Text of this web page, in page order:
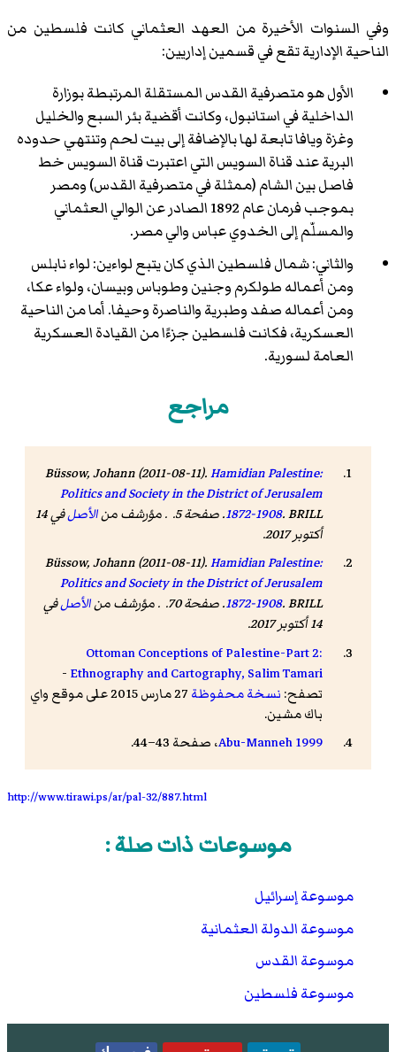
وفي السنوات الأخيرة من العهد العثماني كانت فلسطين من
الناحية الإدارية تقع في قسمين إداريين:
الأول هو متصرفية القدس المستقلة المرتبطة بوزارة
الداخلية في استانبول، وكانت أقضية بئر السبع والخليل
وغزة ويافا تابعة لها بالإضافة إلى بيت لحم وتنتهي حدوده
البرية عند قناة السويس التي اعتبرت قناة السويس خط
فاصل بين الشام (ممثلة في متصرفية القدس) ومصر
بموجب فرمان عام 1892 الصادر عن الوالي العثماني
والمسلّم إلى الخدوي عباس والي مصر.
والثاني: شمال فلسطين الذي كان يتبع لواءين: لواء نابلس
ومن أعماله طولكرم وجنين وطوباس وبيسان، ولواء عكا،
ومن أعماله صفد وطبرية والناصرة وحيفا. أما من الناحية
العسكرية، فكانت فلسطين جزءًا من القيادة العسكرية
العامة لسورية.
مراجع
Büssow, Johann (2011-08-11).Hamidian Palestine:
Politics and Society in the District of Jerusalem
1872-1908. BRILL. صفحة 5. . مؤرشف من الأصل
في 14
أكتوبر 2017
.
Büssow, Johann (2011-08-11).Hamidian Palestine:
Politics and Society in the District of Jerusalem
1872-1908. BRILL. صفحة 70. . مؤرشف من الأصلفي
14 أكتوبر 2017
.
Ottoman Conceptions of Palestine-Part 2:
Ethnography and Cartography, Salim Tamari
-
تصفح: نسخة محفوظة
27 مارس 2015 على موقع واي
باك مشين.
Abu-Manneh 1999، صفحة 43–44.
http://www.tirawi.ps/ar/pal-32/887.html
موسوعات ذات صلة :
موسوعة إسرائيل
موسوعة الدولة العثمانية
موسوعة القدس
موسوعة فلسطين